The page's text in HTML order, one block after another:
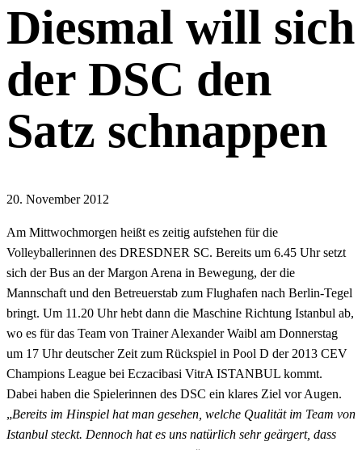
Diesmal will sich
der DSC den
Satz schnappen
20. November 2012
Am Mittwochmorgen heißt es zeitig aufstehen für die
Volleyballerinnen des DRESDNER SC. Bereits um 6.45 Uhr setzt
sich der Bus an der Margon Arena in Bewegung, der die
Mannschaft und den Betreuerstab zum Flughafen nach Berlin-Tegel
bringt. Um 11.20 Uhr hebt dann die Maschine Richtung Istanbul ab,
wo es für das Team von Trainer Alexander Waibl am Donnerstag
um 17 Uhr deutscher Zeit zum Rückspiel in Pool D der 2013 CEV
Champions League bei Eczacibasi VitrA ISTANBUL kommt.
Dabei haben die Spielerinnen des DSC ein klares Ziel vor Augen.
„Bereits im Hinspiel hat man gesehen, welche Qualität im Team von
Istanbul steckt. Dennoch hat es uns natürlich sehr geärgert, dass